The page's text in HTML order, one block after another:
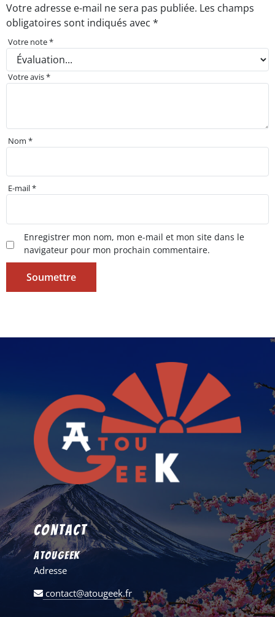
Votre adresse e-mail ne sera pas publiée. Les champs
obligatoires sont indiqués avec *
Votre note*
Votre avis*
Nom*
E-mail*
Enregistrer mon nom, mon e-mail et mon site dans le
navigateur pour mon prochain commentaire.
Contact
AtouGeek
Adresse
contact@atougeek.fr